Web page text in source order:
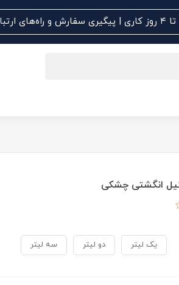
انگشتی چشکی
یک لیتر دو لیتر سه لیتر